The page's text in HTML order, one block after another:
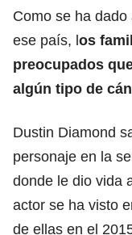
Como se ha
ese país, los
preocupados
algún tipo de
Dustin Diamond
personaje en la
donde le dio vida
actor se ha visto
de ellas en el